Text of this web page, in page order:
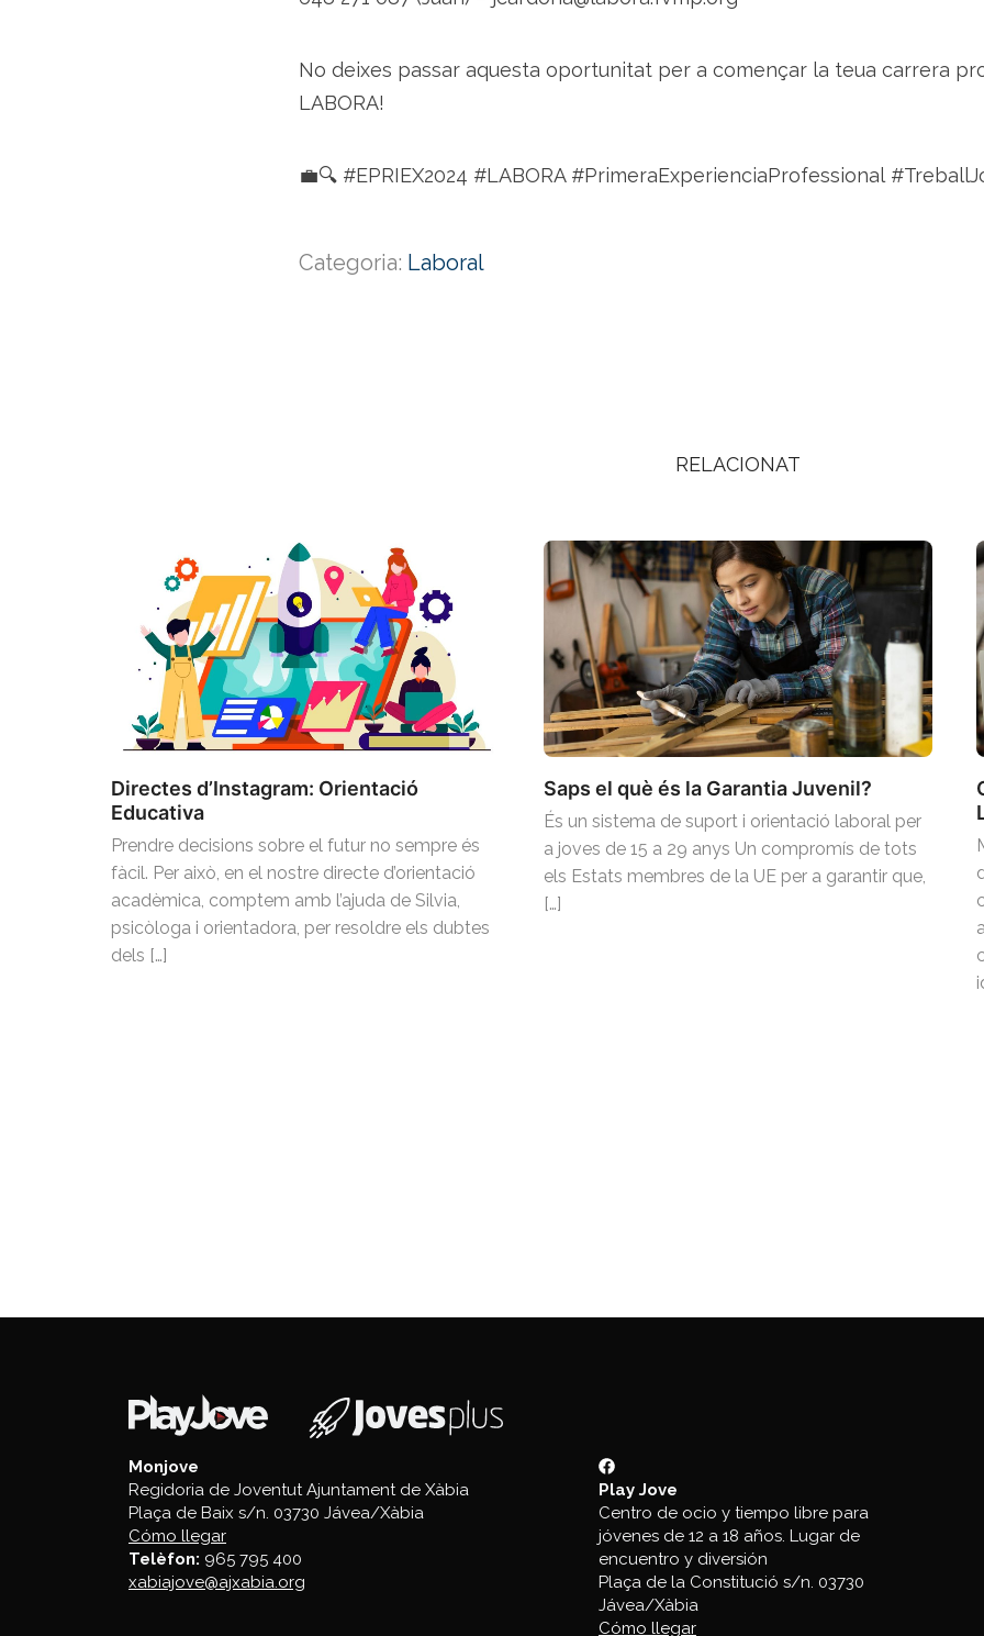
No deixes passar aquesta oportunitat per a començar la teua carrera
LABORA!
💼🔍 #EPRIEX2024 #LABORA #PrimeraExperienciaProfessional
Categoria: Laboral
RELACIONAT
Directes d’Instagram: Orientació
Educativa
Prendre decisions sobre el futur no sempre és
fàcil. Per això, en el nostre directe d’orientació
acadèmica, comptem amb l’ajuda de Silvia,
psicòloga i orientadora, per resoldre els dubtes
dels […]
Saps el què és la Garantia Juvenil?
És un sistema de suport i orientació laboral per
a joves de 15 a 29 anys Un compromís de tots
els Estats membres de la UE per a garantir que,
[…]
Monjove
Regidoria de Joventut Ajuntament de Xàbia
Plaça de Baix s/n. 03730 Jávea/Xàbia
Cómo llegar
Telèfon: 965 795 400
xabiajove@ajxabia.org
Play Jove
Centro de ocio y tiempo libre para
jóvenes de 12 a 18 años. Lugar de
encuentro y diversión
Plaça de la Constitució s/n. 03730
Jávea/Xàbia
Cómo llegar